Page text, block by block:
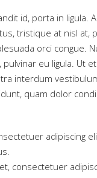
id, porta in ligula.
tristique at nisl at,
orci congue.
eu ligula. Ut
interdum
quam dolor
adipiscing
consectetuer